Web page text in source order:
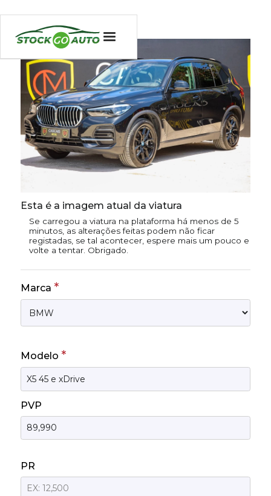
Esta é a imagem atual da viatura
Se carregou a viatura na plataforma há menos de 5
minutos, as alterações feitas podem não ficar
registadas, se tal acontecer, espere mais um pouco e
volte a tentar. Obrigado.
Marca *
Modelo *
PVP
PR